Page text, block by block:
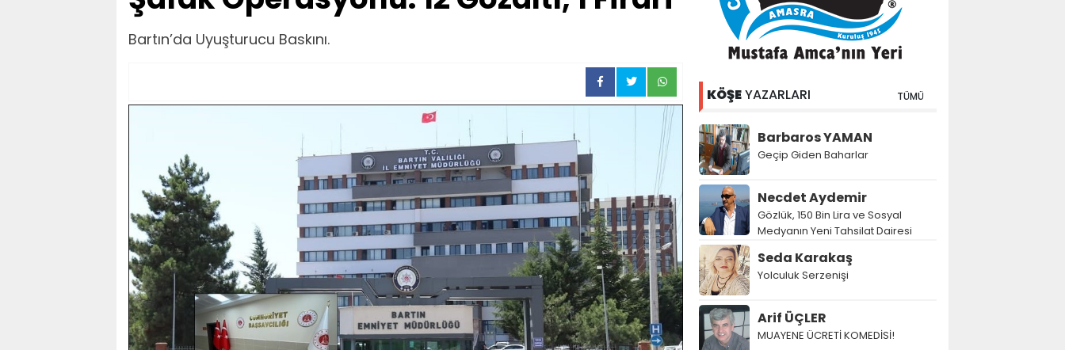
Bartın’da Uyuşturucu Baskını.
KÖŞEYAZARLARI TÜMÜ
Barbaros YAMAN
Geçip Giden Baharlar
Necdet Aydemir
Gözlük, 150 Bin Lira ve Sosyal
Medyanın Yeni Tahsilat Dairesi
Seda Karakaş
Yolculuk Serzenişi
Arif ÜÇLER
MUAYENE ÜCRETİ KOMEDİSİ!